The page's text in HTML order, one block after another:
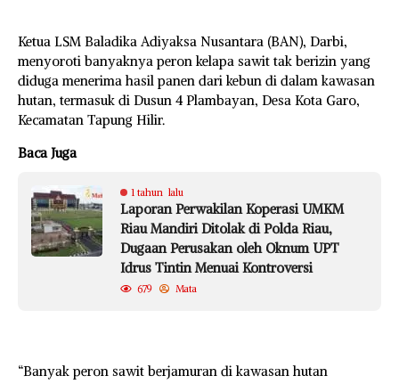
Ketua LSM Baladika Adiyaksa Nusantara (BAN), Darbi,
menyoroti banyaknya peron kelapa sawit tak berizin yang
diduga menerima hasil panen dari kebun di dalam kawasan
hutan, termasuk di Dusun 4 Plambayan, Desa Kota Garo,
Kecamatan Tapung Hilir.
Baca Juga
1 tahun lalu
Laporan Perwakilan Koperasi UMKM
Riau Mandiri Ditolak di Polda Riau,
Dugaan Perusakan oleh Oknum UPT
Idrus Tintin Menuai Kontroversi
679 Mata
“Banyak peron sawit berjamuran di kawasan hutan